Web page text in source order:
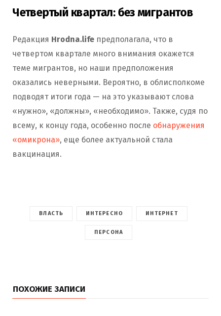
Четвертый квартал: без мигрантов
Редакция Hrodna.life предполагала, что в
четвертом квартале много внимания окажется
теме мигрантов, но наши предположения
оказались неверными. Вероятно, в облисполкоме
подводят итоги года — на это указывают слова
«нужно», «должны», «необходимо». Также, судя по
всему, к концу года, особенно после обнаружения
«омикрона», еще более актуальной стала
вакцинация.
ВЛАСТЬ ИНТЕРЕСНО ИНТЕРНЕТ
ПЕРСОНА
ПОХОЖИЕ ЗАПИСИ